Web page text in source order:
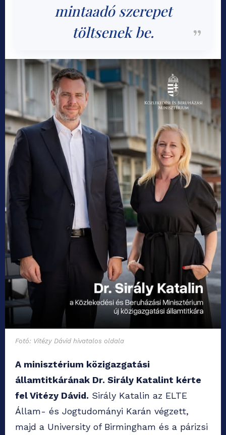
mintaadó szerepet
töltsenek be.
Fotó: Vitézy Dávid hivatalos oldala
A minisztérium közigazgatási
államtitkárának Dr. Sirály Katalint kérte
fel Vitézy Dávid. Sirály Katalin az ELTE
Állam- és Jogtudományi Karán végzett,
majd a University of Birmingham és a párizsi